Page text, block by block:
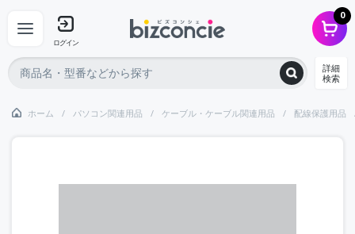
ログイン
0
詳細
検索
ホーム パソコン関連用品 ケーブル・ケーブル関連用品 配線保護用品